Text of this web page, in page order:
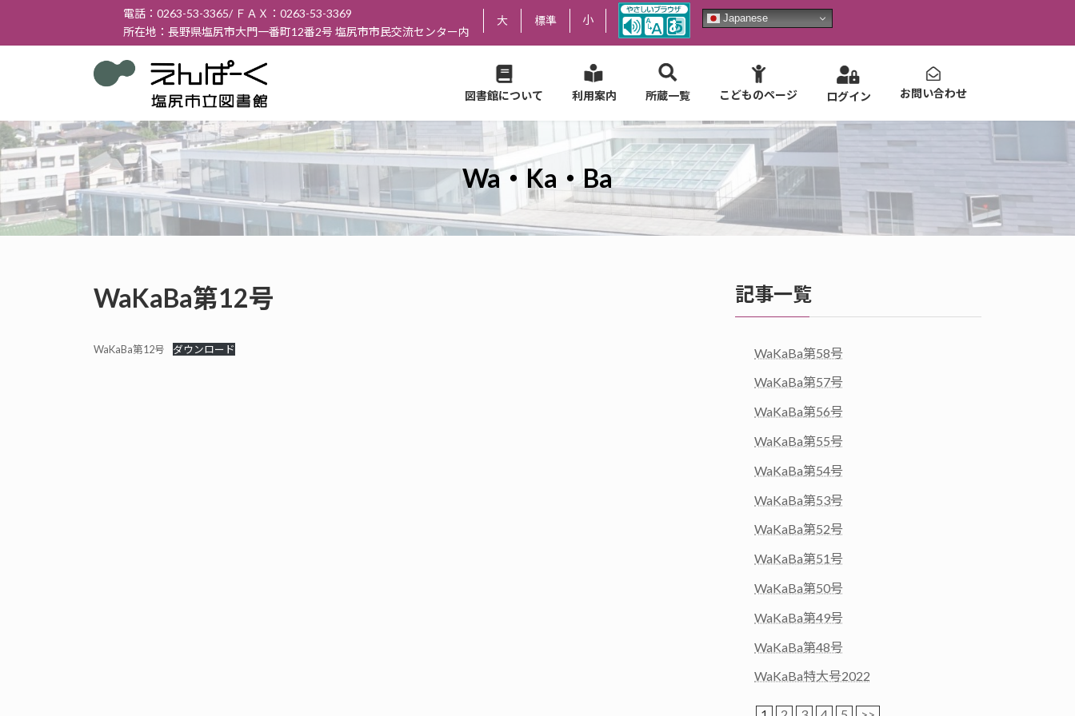
テ
ス
キ
ッ
ゲ
ン
に
移
電話：0263-53-3365/ ＦＡＸ：0263-53-3369
所在地：長野県塩尻市大門一番町12番2号 塩尻市市民交流センター内
大 標準 小 Japanese
図書館について 利用案内 所蔵一覧 こどものページ ログイン お問い合わせ
Wa・Ka・Ba
WaKaBa第12号
WaKaBa第12号 ダウンロード
記事一覧
WaKaBa第58号
WaKaBa第57号
WaKaBa第56号
WaKaBa第55号
WaKaBa第54号
WaKaBa第53号
WaKaBa第52号
WaKaBa第51号
WaKaBa第50号
WaKaBa第49号
WaKaBa第48号
WaKaBa特大号2022